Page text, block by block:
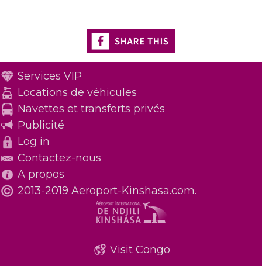
Services VIP
Locations de véhicules
Navettes et transferts privés
Publicité
Log in
Contactez-nous
A propos
2013-2019 Aeroport-Kinshasa.com.
Visit Congo